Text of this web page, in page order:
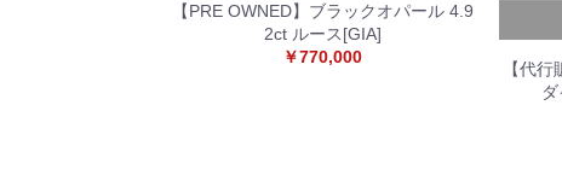
【PRE OWNED】ブラックオパール 4.9
2ct ルース[GIA]
￥770,000
【代
ダ